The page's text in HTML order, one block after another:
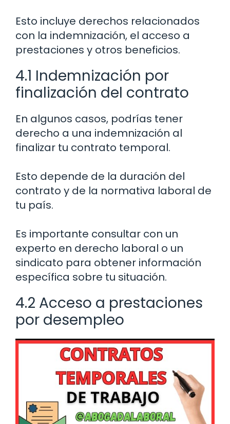
Esto incluye derechos relacionados
con la indemnización, el acceso a
prestaciones y otros beneficios.
4.1 Indemnización por
finalización del contrato
En algunos casos, podrías tener
derecho a una indemnización al
finalizar tu contrato temporal.
Esto depende de la duración del
contrato y de la normativa laboral de
tu país.
Es importante consultar con un
experto en derecho laboral o un
sindicato para obtener información
específica sobre tu situación.
4.2 Acceso a prestaciones
por desempleo